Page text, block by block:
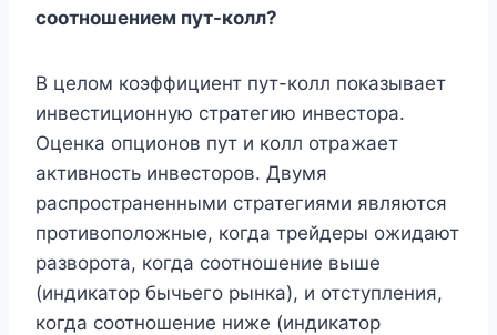
соотношением пут-колл?
В целом коэффициент пут-колл показывает
инвестиционную стратегию инвестора.
Оценка опционов пут и колл отражает
активность инвесторов. Двумя
распространенными стратегиями являются
противоположные, когда трейдеры ожидают
разворота, когда соотношение выше
(индикатор бычьего рынка), и отступления,
когда соотношение ниже (индикатор